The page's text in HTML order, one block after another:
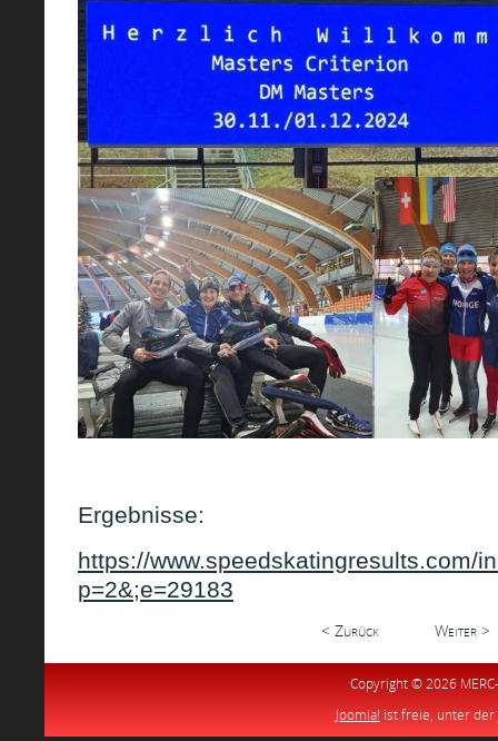
Ergebnisse:
https://www.speedskatingresults.com/
p=2&;e=29183
< Zurück Weiter >
Copyright © 2026
Joomla! ist freie, unter der